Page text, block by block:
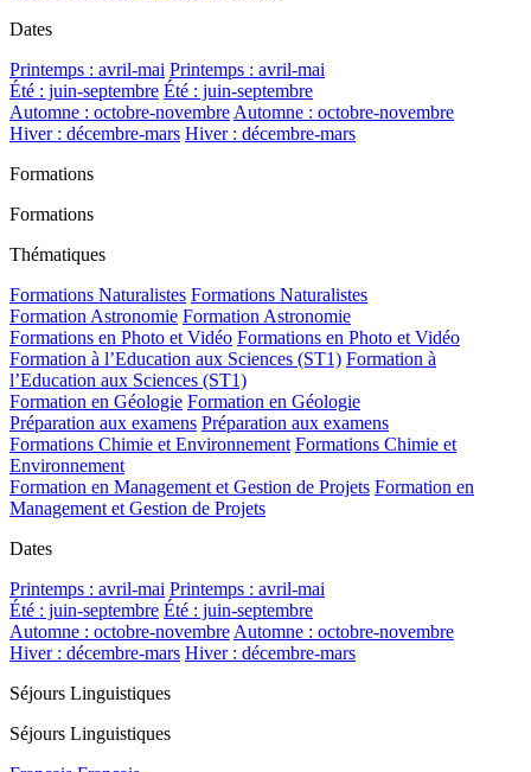
Dates
Printemps : avril-mai Printemps : avril-mai
Été : juin-septembre Été : juin-septembre
Automne : octobre-novembre Automne : octobre-novembre
Hiver : décembre-mars Hiver : décembre-mars
Formations
Formations
Thématiques
Formations Naturalistes Formations Naturalistes
Formation Astronomie Formation Astronomie
Formations en Photo et Vidéo Formations en Photo et Vidéo
Formation à l’Education aux Sciences (ST1) Formation à
l’Education aux Sciences (ST1)
Formation en Géologie Formation en Géologie
Préparation aux examens Préparation aux examens
Formations Chimie et Environnement Formations Chimie et
Environnement
Formation en Management et Gestion de Projets Formation en
Management et Gestion de Projets
Dates
Printemps : avril-mai Printemps : avril-mai
Été : juin-septembre Été : juin-septembre
Automne : octobre-novembre Automne : octobre-novembre
Hiver : décembre-mars Hiver : décembre-mars
Séjours Linguistiques
Séjours Linguistiques